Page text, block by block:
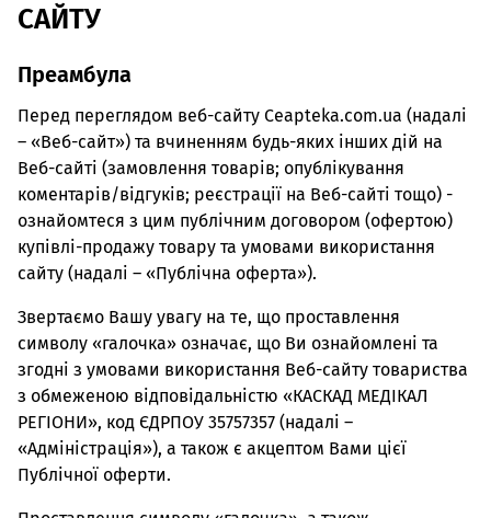
САЙТУ
Преамбула
Перед переглядом веб-сайту Ceapteka.com.ua (надалі
– «Веб-сайт») та вчиненням будь-яких інших дій на
Веб-сайті (замовлення товарів; опублікування
коментарів/відгуків; реєстрації на Веб-сайті тощо) -
ознайомтеся з цим публічним договором (офертою)
купівлі-продажу товару та умовами використання
сайту (надалі – «Публічна оферта»).
Звертаємо Вашу увагу на те, що проставлення
символу «галочка» означає, що Ви ознайомлені та
згодні з умовами використання Веб-сайту товариства
з обмеженою відповідальністю «КАСКАД МЕДІКАЛ
РЕГІОНИ», код ЄДРПОУ 35757357 (надалі –
«Адміністрація»), а також є акцептом Вами цієї
Публічної оферти.